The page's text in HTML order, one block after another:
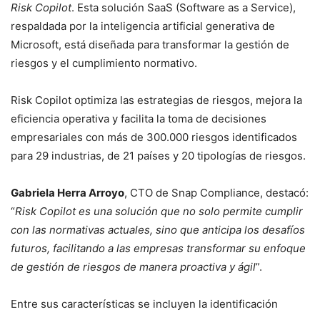
Risk Copilot. Esta solución SaaS (Software as a Service),
respaldada por la inteligencia artificial generativa de
Microsoft, está diseñada para transformar la gestión de
riesgos y el cumplimiento normativo.
Risk Copilot optimiza las estrategias de riesgos, mejora la
eficiencia operativa y facilita la toma de decisiones
empresariales con más de 300.000 riesgos identificados
para 29 industrias, de 21 países y 20 tipologías de riesgos.
Gabriela Herra Arroyo, CTO de Snap Compliance, destacó:
“Risk Copilot es una solución que no solo permite cumplir
con las normativas actuales, sino que anticipa los desafíos
futuros, facilitando a las empresas transformar su enfoque
de gestión de riesgos de manera proactiva y ágil”.
Entre sus características se incluyen la identificación